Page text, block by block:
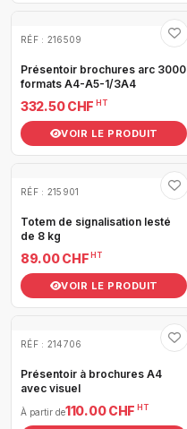
RÉF : 216509
Présentoir brochures arc 3000
formats A4-A5-1/3A4
332.50 CHF HT
VOIR LE PRODUIT
RÉF : 215901
Totem de signalisation lesté
de 8 kg
89.00 CHF HT
VOIR LE PRODUIT
RÉF : 214706
Présentoir à brochures A4
avec visuel
À partir de110.00 CHF HT